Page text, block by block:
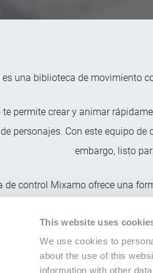
This website uses
We use cookies to
about the use of this
information with other
una biblioteca de movimiento
permite crear y animar
personajes. Con este equipo
embargo, listo
de control Mixamo ofrece una